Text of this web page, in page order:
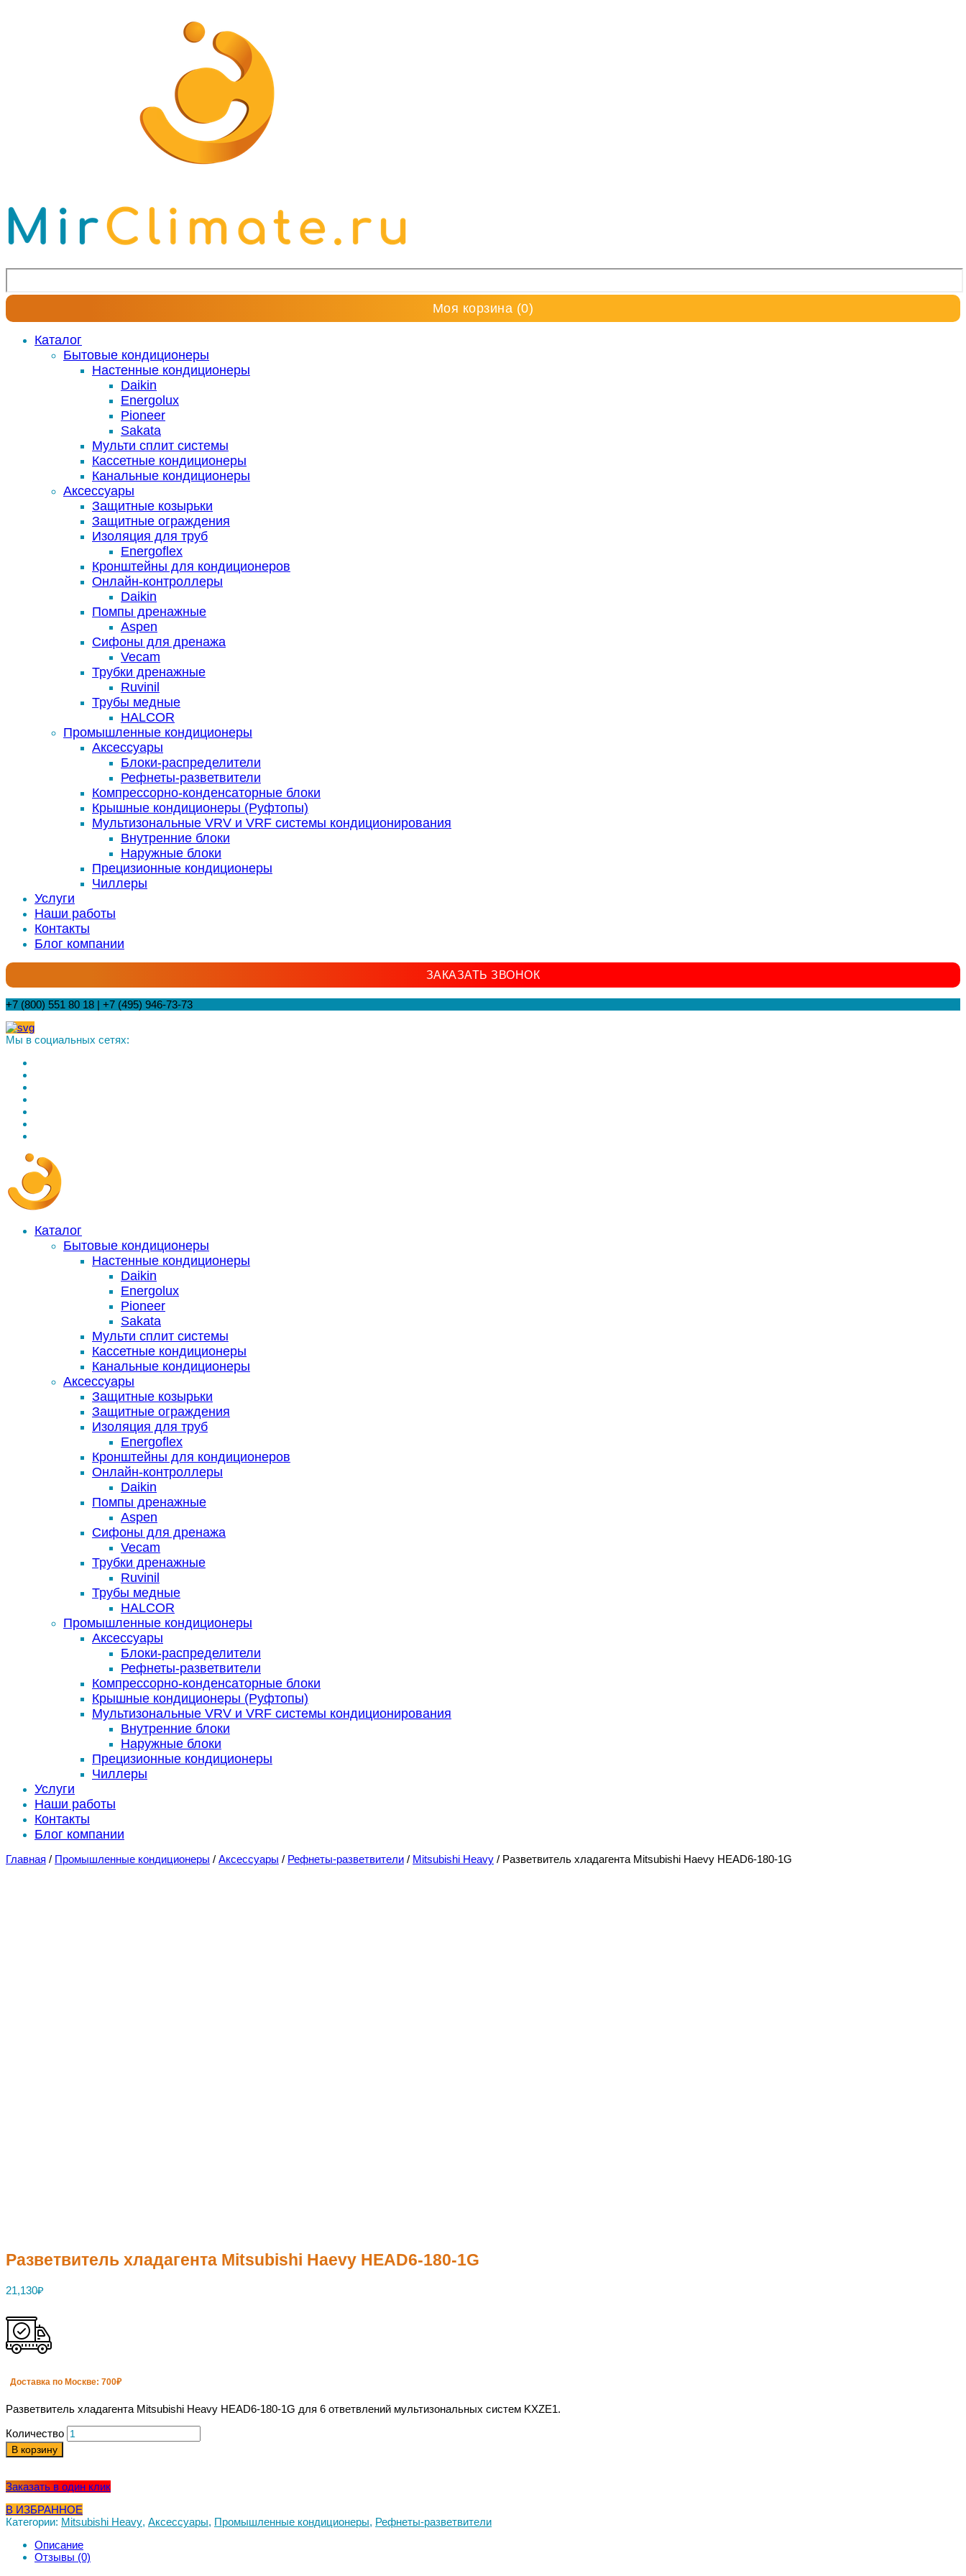
Моя корзина (0)
Каталог
Бытовые кондиционеры
Настенные кондиционеры
Daikin
Energolux
Pioneer
Sakata
Мульти сплит системы
Кассетные кондиционеры
Канальные кондиционеры
Аксессуары
Защитные козырьки
Защитные ограждения
Изоляция для труб
Energoflex
Кронштейны для кондиционеров
Онлайн-контроллеры
Daikin
Помпы дренажные
Aspen
Сифоны для дренажа
Vecam
Трубки дренажные
Ruvinil
Трубы медные
HALCOR
Промышленные кондиционеры
Аксессуары
Блоки-распределители
Рефнеты-разветвители
Компрессорно-конденсаторные блоки
Крышные кондиционеры (Руфтопы)
Мультизональные VRV и VRF системы кондиционирования
Внутренние блоки
Наружные блоки
Прецизионные кондиционеры
Чиллеры
Услуги
Наши работы
Контакты
Блог компании
ЗАКАЗАТЬ ЗВОНОК
+7 (800) 551 80 18 | +7 (495) 946-73-73
Мы в социальных сетях:
Каталог
Бытовые кондиционеры
Настенные кондиционеры
Daikin
Energolux
Pioneer
Sakata
Мульти сплит системы
Кассетные кондиционеры
Канальные кондиционеры
Аксессуары
Защитные козырьки
Защитные ограждения
Изоляция для труб
Energoflex
Кронштейны для кондиционеров
Онлайн-контроллеры
Daikin
Помпы дренажные
Aspen
Сифоны для дренажа
Vecam
Трубки дренажные
Ruvinil
Трубы медные
HALCOR
Промышленные кондиционеры
Аксессуары
Блоки-распределители
Рефнеты-разветвители
Компрессорно-конденсаторные блоки
Крышные кондиционеры (Руфтопы)
Мультизональные VRV и VRF системы кондиционирования
Внутренние блоки
Наружные блоки
Прецизионные кондиционеры
Чиллеры
Услуги
Наши работы
Контакты
Блог компании
Главная / Промышленные кондиционеры / Аксессуары / Рефнеты-разветвители / Mitsubishi Heavy / Разветвитель хладагента Mitsubishi Haevy HEAD6-180-1G
Разветвитель хладагента Mitsubishi Haevy HEAD6-180-1G
21,130₽
Доставка по Москве: 700₽
Разветвитель хладагента Mitsubishi Heavy HEAD6-180-1G для 6 ответвлений мультизональных систем KXZE1.
Количество
В корзину
Заказать в один клик
В ИЗБРАННОЕ
Категории: Mitsubishi Heavy, Аксессуары, Промышленные кондиционеры, Рефнеты-разветвители
Описание
Отзывы (0)